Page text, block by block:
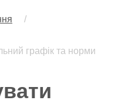
/
графік та норми